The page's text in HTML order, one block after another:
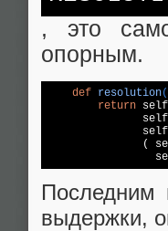
, это
опорным.
def resolution
return
(
Последним
выдержки,